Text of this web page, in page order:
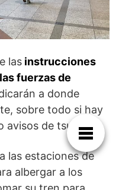
las instrucciones
fuerzas de
a donde
sobre todo si hay
de tsunami.
las estaciones de
albergar a los